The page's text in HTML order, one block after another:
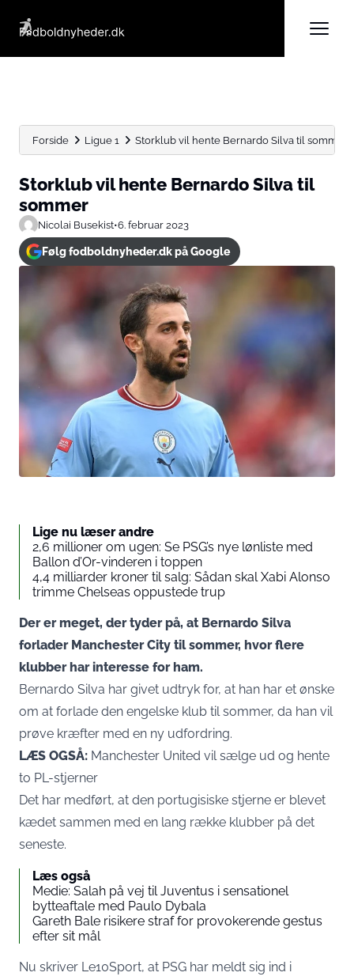
Forside Ligue 1 Storklub vil hente Bernardo Silva til sommer
Storklub vil hente Bernardo Silva til
sommer
Nicolai Busekist•6. februar 2023
Følg fodboldnyheder.dk på Google
Lige nu læser andre
2,6 millioner om ugen: Se PSG’s nye lønliste med
Ballon d’Or-vinderen i toppen
4,4 milliarder kroner til salg: Sådan skal Xabi Alonso
trimme Chelseas oppustede trup
Der er meget, der tyder på, at Bernardo Silva
forlader Manchester City til sommer, hvor flere
klubber har interesse for ham.
Bernardo Silva har givet udtryk for, at han har et ønske
om at forlade den engelske klub til sommer, da han vil
prøve kræfter med en ny udfordring.
LÆS OGSÅ: Manchester United vil sælge ud og hente
to PL-stjerner
Det har medført, at den portugisiske stjerne er blevet
kædet sammen med en lang række klubber på det
seneste.
Læs også
Medie: Salah på vej til Juventus i sensationel
bytteaftale med Paulo Dybala
Gareth Bale risikere straf for provokerende gestus
efter sit mål
Nu skriver Le10Sport, at PSG har meldt sig ind i